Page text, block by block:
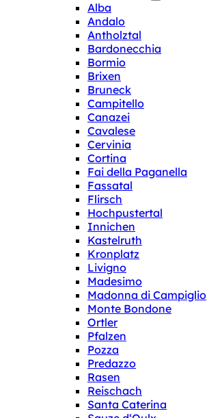
Alba
Andalo
Antholztal
Bardonecchia
Bormio
Brixen
Bruneck
Campitello
Canazei
Cavalese
Cervinia
Cortina
Fai della Paganella
Fassatal
Flirsch
Hochpustertal
Innichen
Kastelruth
Kronplatz
Livigno
Madesimo
Madonna di Campiglio
Monte Bondone
Ortler
Pfalzen
Pozza
Predazzo
Rasen
Reischach
Santa Caterina